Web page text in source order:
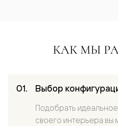
КАК МЫ
Выбор
Подобрать
своего интерьера вы